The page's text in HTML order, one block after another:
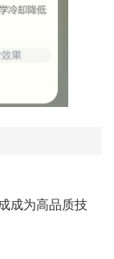
成为高品质技